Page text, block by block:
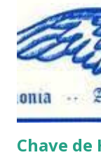
do texto
respostas e
de que teremos
reflexões do
parecem
afirmações.
Chave